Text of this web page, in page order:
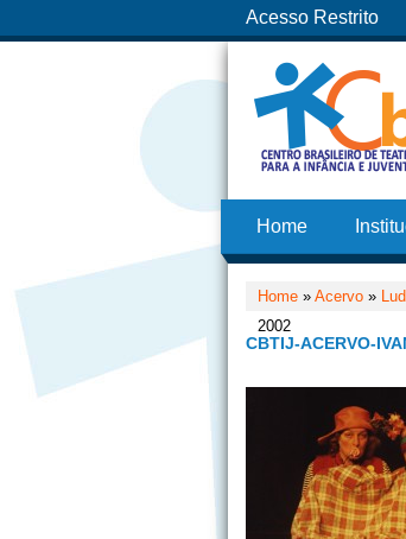
Acesso Restrito
Home
Home » Acervo »
2002
CBTIJ-ACERVO-